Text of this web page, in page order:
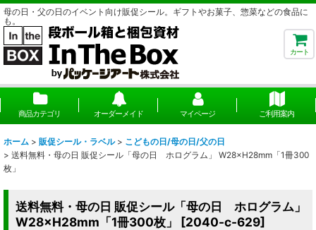
母の日・父の日のイベント向け販促シール。ギフトやお菓子、惣菜などの食品に
も。
カート
商品カテゴリ オーダーメイド マイページ ご利用案内
ホーム > 販促シール・ラベル > こどもの日/母の日/父の日
> 送料無料・母の日 販促シール「母の日 ホログラム」 W28×H28mm「1冊300
枚」
送料無料・母の日 販促シール「母の日 ホログラム」
W28×H28mm「1冊300枚」
[2040-c-629]